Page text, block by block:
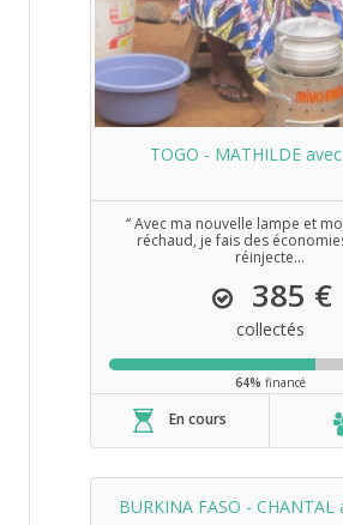
TOGO - MATHILDE
‘‘ Avec ma nouvelle lampe et
réchaud, je fais des
réinjecte...
385 €
collectés
64% financé
En cours
BURKINA FASO - CHANTAL